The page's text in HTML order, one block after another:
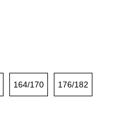
164/170 176/182